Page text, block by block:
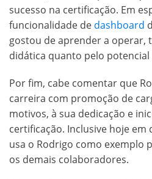
sucesso na certificação. Em
funcionalidade de dashboard
gostou de aprender a operar,
didática quanto pelo
Por fim, cabe comentar que
carreira com promoção de
motivos, à sua dedicação e
certificação. Inclusive hoje em
usa o Rodrigo como exemplo
os demais colaboradores.